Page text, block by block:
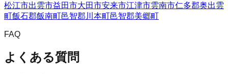
松江市出雲市益田市大田市安来市江津市雲南市仁多郡奥出雲
町飯石郡飯南町邑智郡川本町邑智郡美郷町
FAQ
よくある質問